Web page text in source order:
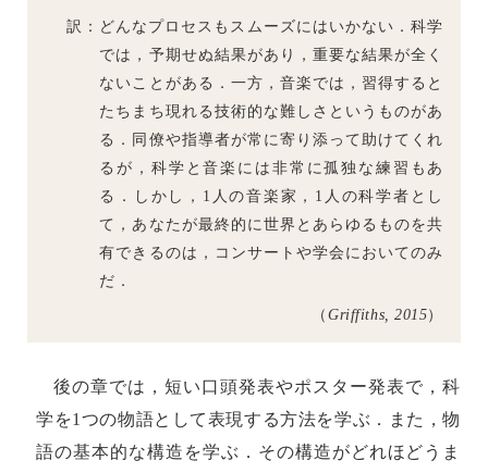
訳：どんなプロセスもスムーズにはいかない．科学
では，予期せぬ結果があり，重要な結果が全く
ないことがある．一方，音楽では，習得すると
たちまち現れる技術的な難しさというものがあ
る．同僚や指導者が常に寄り添って助けてくれ
るが，科学と音楽には非常に孤独な練習もあ
る．しかし，1人の音楽家，1人の科学者とし
て，あなたが最終的に世界とあらゆるものを共
有できるのは，コンサートや学会においてのみ
だ．
（Griffiths, 2015）
後の章では，短い口頭発表やポスター発表で，科
学を1つの物語として表現する方法を学ぶ．また，物
語の基本的な構造を学ぶ．その構造がどれほどうま